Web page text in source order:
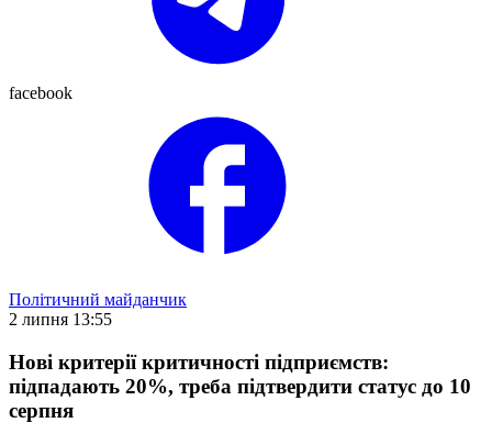
facebook
Політичний майданчик
2 липня 13:55
Нові критерії критичності підприємств:
підпадають 20%, треба підтвердити статус до 10
серпня